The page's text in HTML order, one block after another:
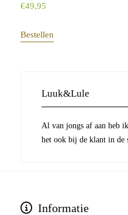
€49,95
Bestellen
Luuk&Lule
Al van jongs af aan heb
het ook bij de klant in de
Informatie